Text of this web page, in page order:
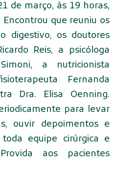
de março, às 19 horas,
que reuniu os
digestivo, os doutores
Reis, a psicóloga
a nutricionista
Fernanda
Dra. Elisa Oenning.
para levar
ouvir depoimentos e
equipe cirúrgica e
aos pacientes